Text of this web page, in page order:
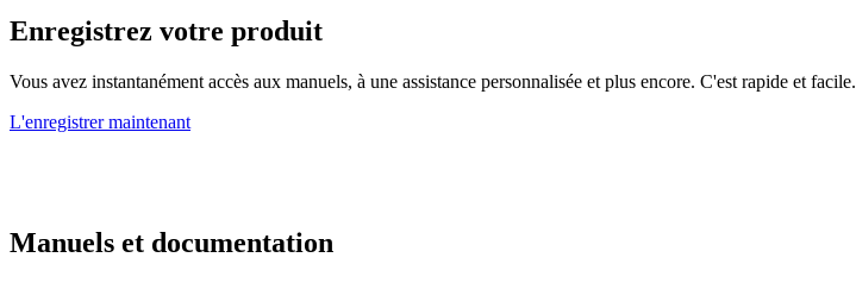
Enregistrez votre produit
Vous avez instantanément accès aux manuels, à une assistance personnalisée et plus encore. C'est rapide et facile.
L'enregistrer maintenant
Manuels et documentation